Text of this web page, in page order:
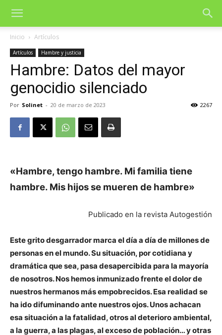
Inicio Artículos
Artículos Hambre y justicia
Hambre: Datos del mayor
genocidio silenciado
Por Solinet - 20 de marzo de 2023 2267
«Hambre, tengo hambre. Mi familia tiene
hambre. Mis hijos se mueren de hambre»
Publicado en la revista Autogestión
Este grito desgarrador marca el día a día de millones de
personas en el mundo. Su situación, por cotidiana y
dramática que sea, pasa desapercibida para la mayoría
de nosotros. Nos hemos inmunizado frente el dolor de
nuestros hermanos más empobrecidos. Esa realidad se
ha ido difuminando ante nuestros ojos. Unos achacan
esa situación a la fatalidad, otros al deterioro ambiental,
a la guerra, a las plagas, al exceso de población… y otras